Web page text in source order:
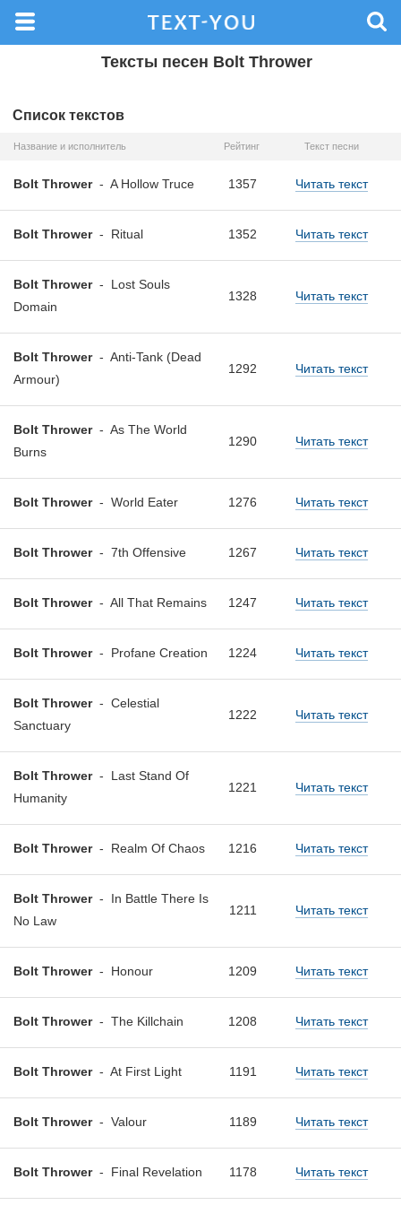
Тексты песен Bolt Thrower
Список текстов
Название и исполнитель Рейтинг Текст песни
Bolt Thrower- A Hollow Truce 1357 Читать текст
Bolt Thrower- Ritual 1352 Читать текст
Bolt Thrower- Lost Souls
Domain
1328 Читать текст
Bolt Thrower- Anti-Tank (Dead
Armour)
1292 Читать текст
Bolt Thrower- As The World
Burns
1290 Читать текст
Bolt Thrower- World Eater 1276 Читать текст
Bolt Thrower- 7th Offensive 1267 Читать текст
Bolt Thrower- All That Remains 1247 Читать текст
Bolt Thrower- Profane Creation 1224 Читать текст
Bolt Thrower- Celestial
Sanctuary
1222 Читать текст
Bolt Thrower- Last Stand Of
Humanity
1221 Читать текст
Bolt Thrower- Realm Of Chaos 1216 Читать текст
Bolt Thrower- In Battle There Is
No Law
1211 Читать текст
Bolt Thrower- Honour 1209 Читать текст
Bolt Thrower- The Killchain 1208 Читать текст
Bolt Thrower- At First Light 1191 Читать текст
Bolt Thrower- Valour 1189 Читать текст
Bolt Thrower- Final Revelation 1178 Читать текст